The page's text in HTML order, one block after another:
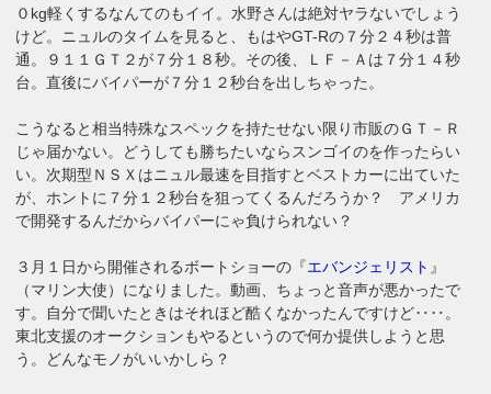
０kg軽くするなんてのもイイ。水野さんは絶対ヤラないでしょう
けど。ニュルのタイムを見ると、もはやGT-Rの７分２４秒は普
通。９１１ＧＴ２が７分１８秒。その後、ＬＦ－Ａは７分１４秒
台。直後にバイパーが７分１２秒台を出しちゃった。
こうなると相当特殊なスペックを持たせない限り市販のＧＴ－Ｒ
じゃ届かない。どうしても勝ちたいならスンゴイのを作ったらい
い。次期型ＮＳＸはニュル最速を目指すとベストカーに出ていた
が、ホントに７分１２秒台を狙ってくるんだろうか？ アメリカ
で開発するんだからバイパーにゃ負けられない？
３月１日から開催されるボートショーの『エバンジェリスト 』
（マリン大使）になりました。動画、ちょっと音声が悪かったで
す。自分で聞いたときはそれほど酷くなかったんですけど‥‥。
東北支援のオークションもやるというので何か提供しようと思
う。どんなモノがいいかしら？